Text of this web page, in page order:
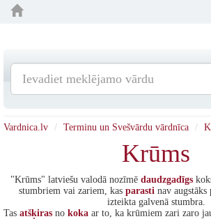
Vardnica.lv Terminu un Svešvārdu vārdnīca K
Krūms
"Krūms" latviešu valodā nozīmē daudzgadīgs
stumbriem vai zariem, kas parastinav augstāks
izteikta galvenā stumbra.
Tas atšķiras no koka ar to, ka krūmiem zari zaro